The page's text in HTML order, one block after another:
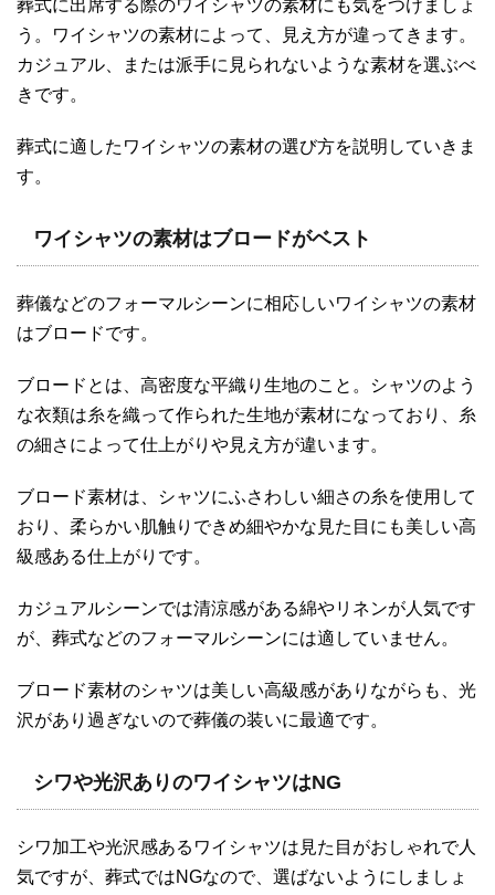
葬式に出席する際のワイシャツの素材にも気をつけましょ
う。ワイシャツの素材によって、見え方が違ってきます。
カジュアル、または派手に見られないような素材を選ぶべ
きです。
葬式に適したワイシャツの素材の選び方を説明していきま
す。
ワイシャツの素材はブロードがベスト
葬儀などのフォーマルシーンに相応しいワイシャツの素材
はブロードです。
ブロードとは、高密度な平織り生地のこと。シャツのよう
な衣類は糸を織って作られた生地が素材になっており、糸
の細さによって仕上がりや見え方が違います。
ブロード素材は、シャツにふさわしい細さの糸を使用して
おり、柔らかい肌触りできめ細やかな見た目にも美しい高
級感ある仕上がりです。
カジュアルシーンでは清涼感がある綿やリネンが人気です
が、葬式などのフォーマルシーンには適していません。
ブロード素材のシャツは美しい高級感がありながらも、光
沢があり過ぎないので葬儀の装いに最適です。
シワや光沢ありのワイシャツはNG
シワ加工や光沢感あるワイシャツは見た目がおしゃれで人
気ですが、葬式ではNGなので、選ばないようにしましょ